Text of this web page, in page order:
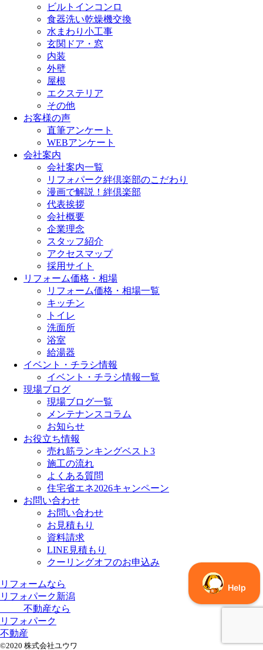
ビルトインコンロ
食器洗い乾燥機交換
水まわり小工事
玄関ドア・窓
内装
外壁
屋根
エクステリア
その他
お客様の声
直筆アンケート
WEBアンケート
会社案内
会社案内一覧
リフォパーク絆倶楽部のこだわり
漫画で解説！絆倶楽部
代表挨拶
会社概要
企業理念
スタッフ紹介
アクセスマップ
採用サイト
リフォーム価格・相場
リフォーム価格・相場一覧
キッチン
トイレ
洗面所
浴室
給湯器
イベント・チラシ情報
イベント・チラシ情報一覧
現場ブログ
現場ブログ一覧
メンテナンスコラム
お知らせ
お役立ち情報
売れ筋ランキングベスト3
施工の流れ
よくある質問
住宅省エネ2026キャンペーン
お問い合わせ
お問い合わせ
お見積もり
資料請求
LINE見積もり
クーリングオフのお申込み
リフォームなら
リフォパーク新潟
不動産なら
リフォパーク
不動産
©2020 株式会社ユウワ